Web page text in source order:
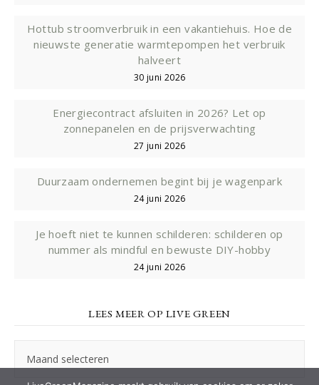
Hottub stroomverbruik in een vakantiehuis. Hoe de
nieuwste generatie warmtepompen het verbruik
halveert
30 juni 2026
Energiecontract afsluiten in 2026? Let op
zonnepanelen en de prijsverwachting
27 juni 2026
Duurzaam ondernemen begint bij je wagenpark
24 juni 2026
Je hoeft niet te kunnen schilderen: schilderen op
nummer als mindful en bewuste DIY-hobby
24 juni 2026
LEES MEER OP LIVE GREEN
meer